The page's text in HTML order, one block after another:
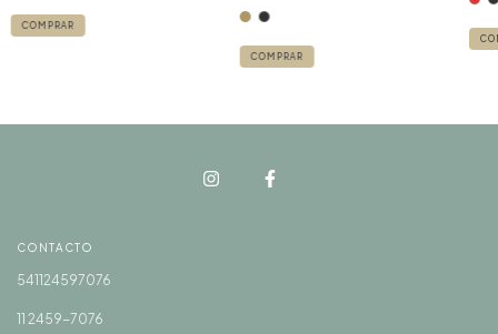
COMPRAR
COMPRAR
CONTACTO
541124597076
11 2459-7076